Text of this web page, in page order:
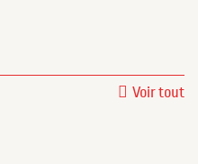
Voir tout